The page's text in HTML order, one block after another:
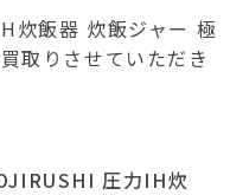
炊飯器 炊飯ジャー 極
取りさせていただき
圧力IH炊